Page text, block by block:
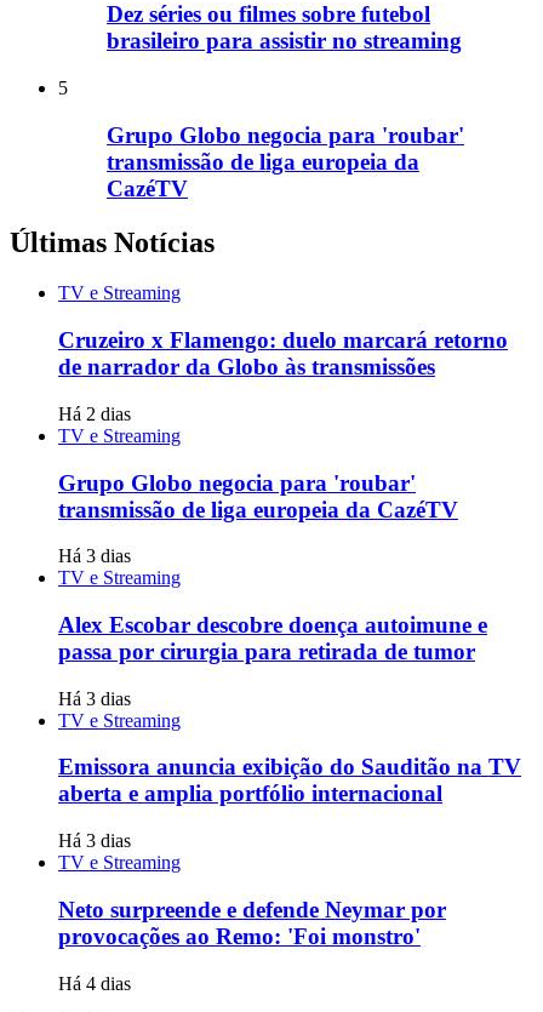
Dez séries ou filmes sobre futebol
brasileiro para assistir no streaming
5
Grupo Globo negocia para 'roubar'
transmissão de liga europeia da
CazéTV
Últimas Notícias
TV e Streaming
Cruzeiro x Flamengo: duelo marcará retorno
de narrador da Globo às transmissões
Há 2 dias
TV e Streaming
Grupo Globo negocia para 'roubar'
transmissão de liga europeia da CazéTV
Há 3 dias
TV e Streaming
Alex Escobar descobre doença autoimune e
passa por cirurgia para retirada de tumor
Há 3 dias
TV e Streaming
Emissora anuncia exibição do Sauditão na TV
aberta e amplia portfólio internacional
Há 3 dias
TV e Streaming
Neto surpreende e defende Neymar por
provocações ao Remo: 'Foi monstro'
Há 4 dias